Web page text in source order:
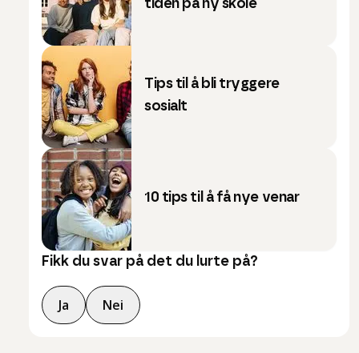
tiden på ny skole
Tips til å bli tryggere
sosialt
10 tips til å få nye venar
Fikk du svar på det du lurte på?
Ja Nei